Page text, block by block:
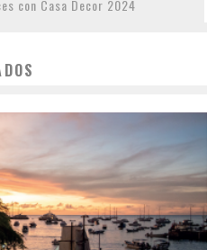
con Casa Decor 2024